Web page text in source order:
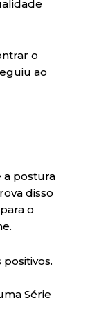
o
ao
a postura
disso
o
Série